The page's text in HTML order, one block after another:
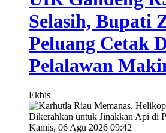
Selasih, Bupati
Peluang Cetak
Pelalawan
Ekbis
Kamis, 06 Agu 2026 09:42